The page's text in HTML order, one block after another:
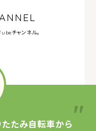
チャンネル。
たたみ自転車から